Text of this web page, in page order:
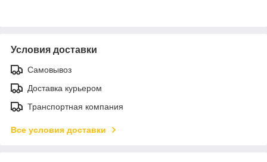
Условия доставки
Самовывоз
Доставка курьером
Транспортная компания
Все условия доставки